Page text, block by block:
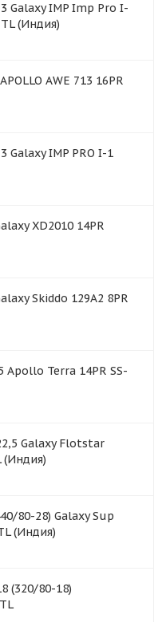
Galaxy IMP Imp Pro I-
(Индия)
AWE 713 16PR
Galaxy IMP PRO I-1
XD2010 14PR
Skiddo 129A2 8PR
Terra 14PR SS-
Galaxy Flotstar
(Индия)
80-28) Galaxy Sup
(Индия)
(320/80-18)